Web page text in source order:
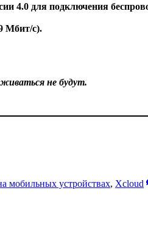
4.0 для подключения
Мбит/с).
не будут.
мобильных устройствах, Xcloud